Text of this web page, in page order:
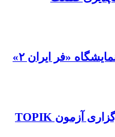
تمدید مهلت ثبت‌نام دومین نمایشگاه «فر ایران ۲»
راه‌اندازی رشته کره‌ای و برگزاری آزمون TOPIK